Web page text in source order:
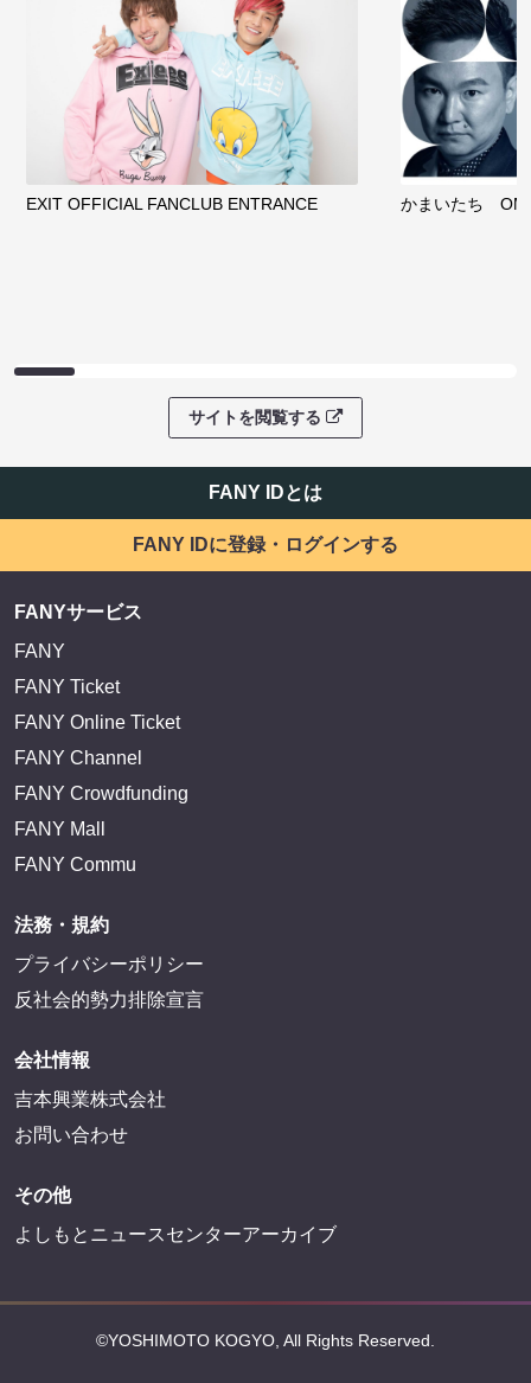
EXIT OFFICIAL FANCLUB ENTRANCE かまいたち
サイトを閲覧する
FANY IDとは
FANY IDに登録・ログインする
FANYサービス
FANY
FANY Ticket
FANY Online Ticket
FANY Channel
FANY Crowdfunding
FANY Mall
FANY Commu
法務・規約
プライバシーポリシー
反社会的勢力排除宣言
会社情報
吉本興業株式会社
お問い合わせ
その他
よしもとニュースセンターアーカイブ
©YOSHIMOTO KOGYO, All Rights Reserved.